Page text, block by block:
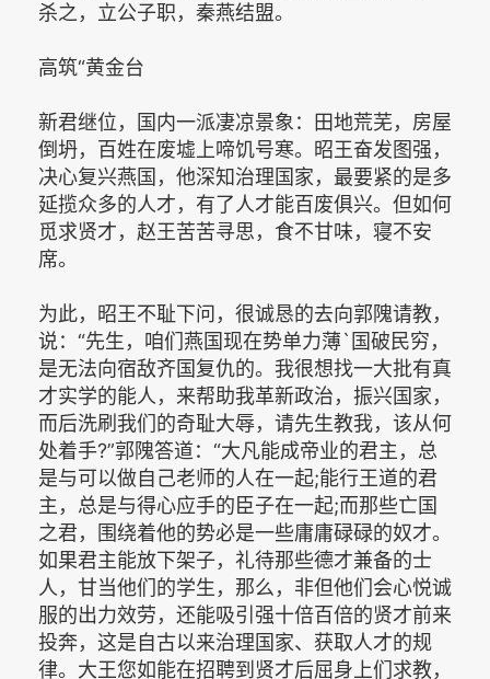
杀之，立公子职，秦燕结盟。
高筑“黄金台
新君继位，国内一派凄凉景象：田地荒芜，房屋
倒坍，百姓在废墟上啼饥号寒。昭王奋发图强，
决心复兴燕国，他深知治理国家，最要紧的是多
延揽众多的人才，有了人才能百废俱兴。但如何
觅求贤才，赵王苦苦寻思，食不甘味，寝不安
席。
为此，昭王不耻下问，很诚恳的去向郭隗请教，
说：“先生，咱们燕国现在势单力薄`国破民穷，
是无法向宿敌齐国复仇的。我很想找一大批有真
才实学的能人，来帮助我革新政治，振兴国家，
而后洗刷我们的奇耻大辱，请先生教我，该从何
处着手?”郭隗答道：“大凡能成帝业的君主，总
是与可以做自己老师的人在一起;能行王道的君
主，总是与得心应手的臣子在一起;而那些亡国
之君，围绕着他的势必是一些庸庸碌碌的奴才。
如果君主能放下架子，礼待那些德才兼备的士
人，甘当他们的学生，那么，非但他们会心悦诚
服的出力效劳，还能吸引强十倍百倍的贤才前来
投奔，这是自古以来治理国家、获取人才的规
律。大王您如能在招聘到贤才后屈身上们求教，